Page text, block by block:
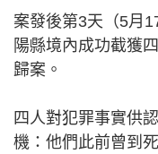
案發後第3天（5月
陽縣境內成功截獲
歸案。
四人對犯罪事實供
機：他們此前曾到